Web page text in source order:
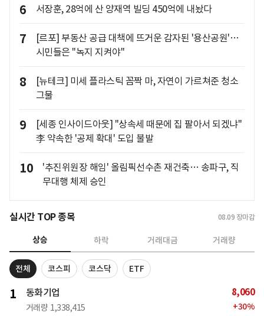
6 서장훈, 28억에 산 양재역 빌딩 450억에 내놨다
7
[르포] 부동산 공급 대책에 뜨거운 감자된 '용산공원'…
시민들은 "녹지 지켜야"
8
[뉴테크] 미세 플라스틱 꼼짝 마, 자연이 가르쳐준 청소
그물
9
[세종 인사이드아웃] "상속세 때문에 집 팔아서 되겠냐"
李 약속한 '공제 확대' 도입 불발
10
'추진위원장 해임' 올림픽선수촌 재건축… 송파구, 직
무대행 체제 승인
실시간 TOP 종목 08.09 장마감
상승 하락 거래대금 거래량
전체 코스피 코스닥 ETF
1 동화기업
거래량 1,338,415
8,060
+30%